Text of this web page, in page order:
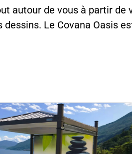
autour de vous à partir de
Le Covana Oasis